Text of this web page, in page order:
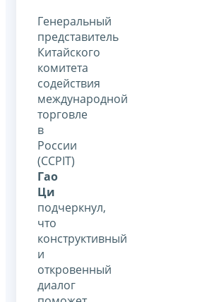
Генеральный
представитель
Китайского
комитета
содействия
международной
торговле
в
России
(CCPIT)
Гао
Ци
подчеркнул,
что
конструктивный
и
откровенный
диалог